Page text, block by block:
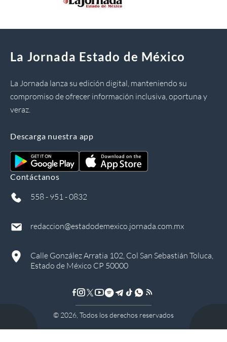
La Jornada Estado de México
La Jornada lanza su edición digital, manteniendo su
compromiso de ofrecer información inclusiva, oportuna y
veraz.
Descarga nuestra app
Contáctanos
558 - 951 - 0832
redaccion@estadodemexico.jornada.com.mx
Calle González Arratia 102, Col San Sebastián Toluca,
Estado de México CP 50000
© 2026 , Todos los derechos reservados